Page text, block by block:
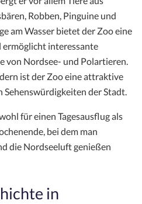
Robben, Pinguine und
am Wasser bietet der Zoo eine
ermöglicht interessante
von Nordsee- und Polartieren.
ist der Zoo eine attraktive
Sehenswürdigkeiten der Stadt.
für einen Tagesausflug als
bei dem man
die Nordseeluft genießen
in